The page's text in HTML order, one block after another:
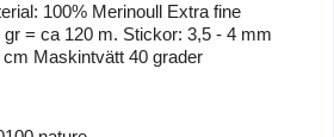
100% Merinoull Extra fine
= ca 120 m. Stickor: 3,5 - 4 mm
Maskintvätt 40 grader